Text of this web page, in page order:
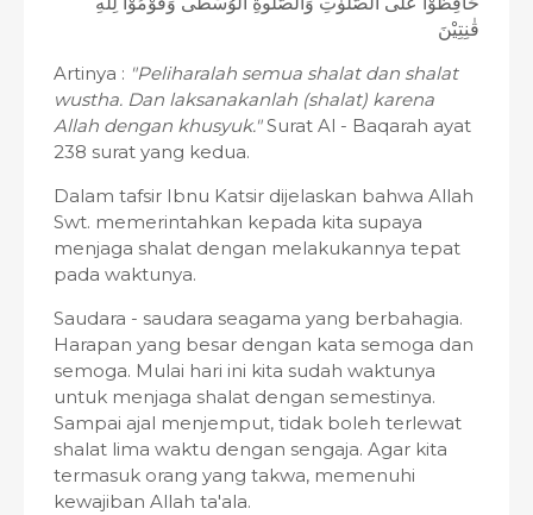
قٰنِتِيْنَ
Artinya : "Peliharalah semua shalat dan shalat
wustha. Dan laksanakanlah (shalat) karena
Allah dengan khusyuk."Surat Al - Baqarah ayat
238 surat yang kedua.
Dalam tafsir Ibnu Katsir dijelaskan bahwa Allah
Swt. memerintahkan kepada kita supaya
menjaga shalat dengan melakukannya tepat
pada waktunya.
Saudara - saudara seagama yang berbahagia.
Harapan yang besar dengan kata semoga dan
semoga. Mulai hari ini kita sudah waktunya
untuk menjaga shalat dengan semestinya.
Sampai ajal menjemput, tidak boleh terlewat
shalat lima waktu dengan sengaja. Agar kita
termasuk orang yang takwa, memenuhi
kewajiban Allah ta'ala.